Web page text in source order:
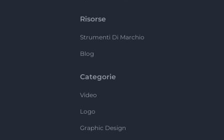
Risorse
Strumenti Di Marchio
Blog
Categorie
Video
Logo
Graphic Design